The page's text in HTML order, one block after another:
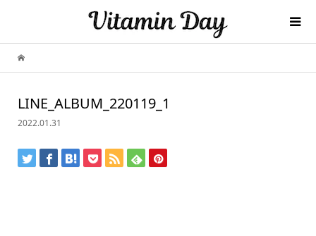
LINE_ALBUM_220119_1
2022.01.31